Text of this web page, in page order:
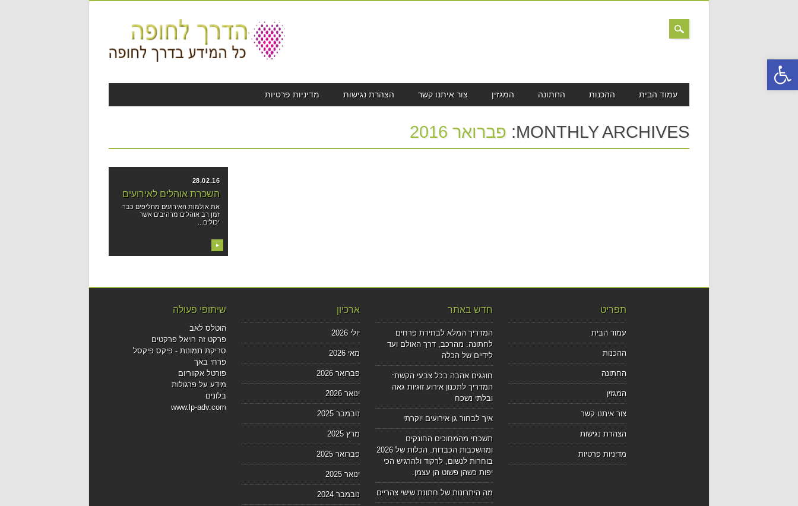
פתח סרגל נגישות
MAIN MENU
עמוד הבית ההכנות החתונה המגזין צור איתנו קשר הצהרת נגישות מדיניות פרטיות
MONTHLY ARCHIVES: פברואר 2016
28.02.16
השכרת אוהלים לאירועים
את אולמות האירועים מחליפים כבר
זמן רב אוהלים מרהיבים אשר
יכולים...
▶
שיתופי פעולה
הוטלס לאב
פרקט זה רויאל פרקטים
סריקת תמונות - פיקס פיקסל
פרחי באך
פורטל אקווריום
מידע על פרגולות
בלונים
www.lp-adv.com
ארכיון
יולי 2026
מאי 2026
פברואר 2026
ינואר 2026
נובמבר 2025
מרץ 2025
פברואר 2025
ינואר 2025
נובמבר 2024
חדש באתר
המדריך המלא לבחירת פרחים
לחתונה: מהרכב, דרך האולם ועד
לידיים של הכלה
חוגגים אהבה בכל צבעי הקשת:
המדריך לתכנון אירוע זוגיות גאה
ובלתי נשכח
איך לבחור גן אירועים יוקרתי
תשכחי מהמחוכים החונקים
ומהשכבות הכבדות. הכלות של 2026
בוחרות לנשום, לרקוד ולהרגיש הכי
יפות כשהן פשוט הן עצמן.
מה היתרונות של חתונת שישי צהריים
תפריט
עמוד הבית
ההכנות
החתונה
המגזין
צור איתנו קשר
הצהרת נגישות
מדיניות פרטיות